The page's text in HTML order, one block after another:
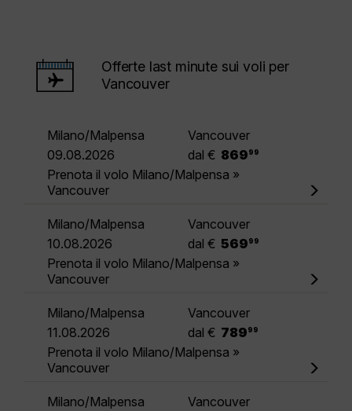
Offerte last minute sui voli per
Vancouver
Milano/Malpensa
Vancouver
09.08.2026
dal € 869 99
Prenota il volo Milano/Malpensa »
Vancouver
Milano/Malpensa
Vancouver
10.08.2026
dal € 569 99
Prenota il volo Milano/Malpensa »
Vancouver
Milano/Malpensa
Vancouver
11.08.2026
dal € 789 99
Prenota il volo Milano/Malpensa »
Vancouver
Milano/Malpensa
Vancouver